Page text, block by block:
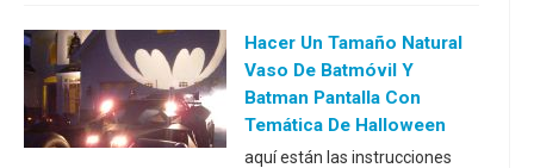
Hacer Un Tamaño Natural
Vaso De Batmóvil Y
Batman Pantalla Con
Temática De Halloween
aquí están las instrucciones